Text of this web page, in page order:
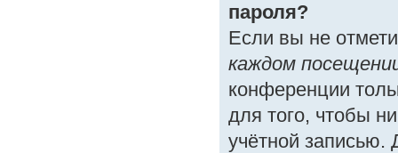
пароля?
Если вы не
каждом
конференции
для того, чтобы
учётной записью.